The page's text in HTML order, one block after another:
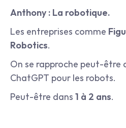
Anthony : La robotique.
Les entreprises comme
Robotics.
On se rapproche peut-être
ChatGPT pour les robots.
Peut-être dans 1 à 2 ans.